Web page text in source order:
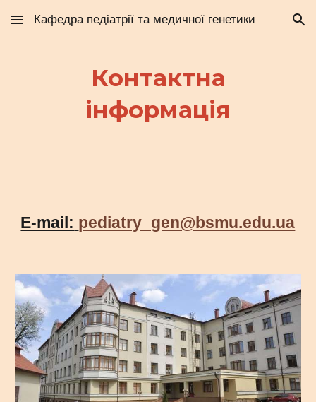
Skip to main content Skip to navigation
Кафедра педіатрії та медичної генетики
Контактна
інформація
E-mail: pediatry_gen@bsmu.edu.ua